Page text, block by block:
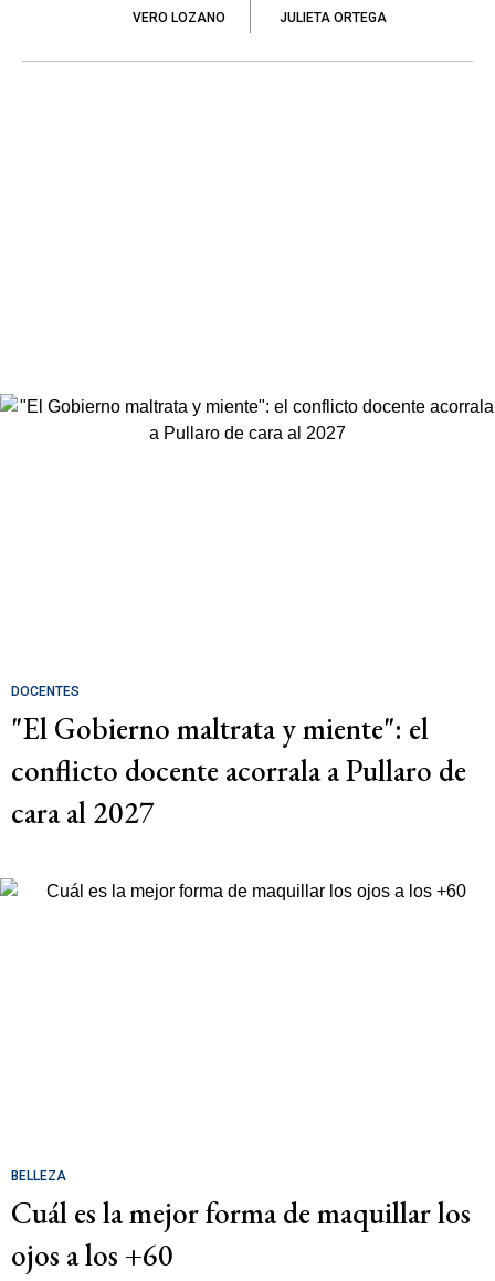
VERO LOZANO JULIETA ORTEGA
DOCENTES
"El Gobierno maltrata y miente": el
conflicto docente acorrala a Pullaro de
cara al 2027
BELLEZA
Cuál es la mejor forma de maquillar los
ojos a los +60